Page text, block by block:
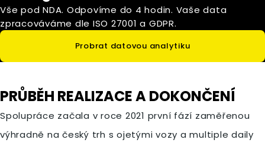
Vše pod NDA. Odpovíme do 4 hodin. Vaše data
zpracováváme dle ISO 27001 a GDPR.
Probrat datovou analytiku
PRŮBĚH REALIZACE A DOKONČENÍ
Spolupráce začala v roce 2021 první fází zaměřenou
výhradně na český trh s ojetými vozy a multiple daily